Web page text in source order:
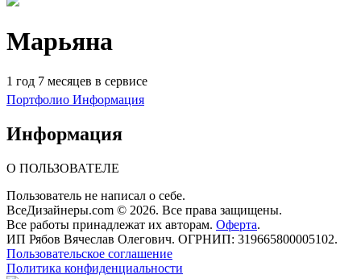
Марьяна
1 год 7 месяцев в сервисе
Портфолио Информация
Информация
О ПОЛЬЗОВАТЕЛЕ
Пользователь не написал о себе.
ВсеДизайнеры.com © 2026. Все права защищены.
Все работы принадлежат их авторам. Оферта.
ИП Рябов Вячеслав Олегович. ОГРНИП: 319665800005102.
Пользовательское соглашение
Политика конфиденциальности